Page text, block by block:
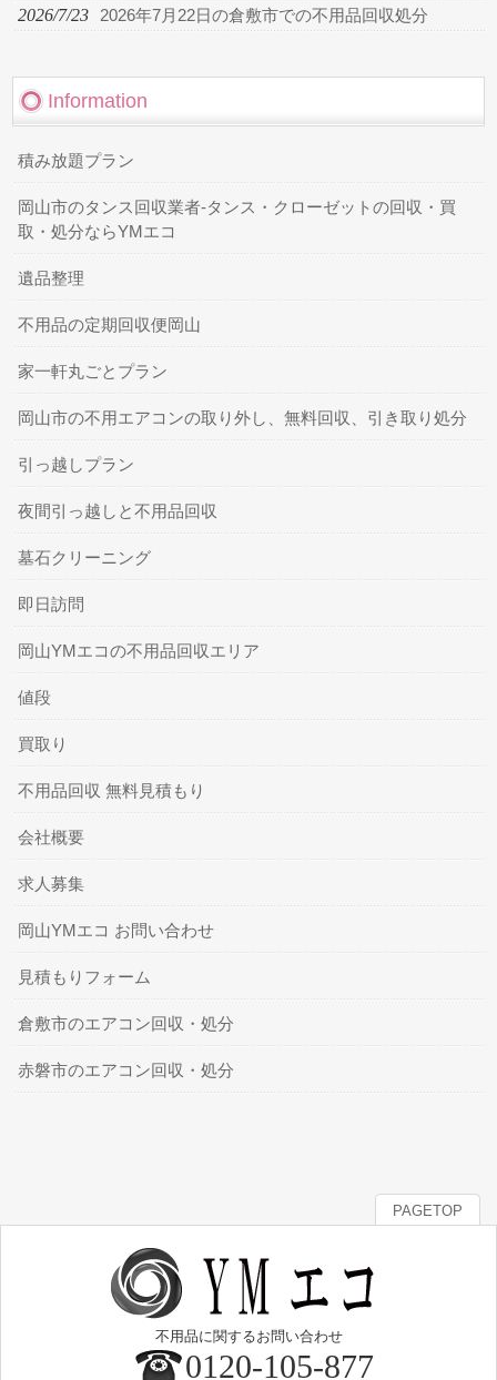
2026/7/23 2026年7月22日の倉敷市での不用品回収処分
Information
積み放題プラン
岡山市のタンス回収業者-タンス・クローゼットの回収・買
取・処分ならYMエコ
遺品整理
不用品の定期回収便岡山
家一軒丸ごとプラン
岡山市の不用エアコンの取り外し、無料回収、引き取り処分
引っ越しプラン
夜間引っ越しと不用品回収
墓石クリーニング
即日訪問
岡山YMエコの不用品回収エリア
値段
買取り
不用品回収 無料見積もり
会社概要
求人募集
岡山YMエコ お問い合わせ
見積もりフォーム
倉敷市のエアコン回収・処分
赤磐市のエアコン回収・処分
PAGETOP
不用品に関するお問い合わせ
0120-105-877